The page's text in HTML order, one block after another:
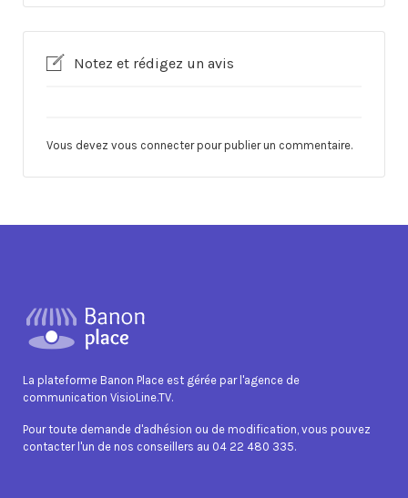
Notez et rédigez un avis
Vous devez vous connecterpour publier un commentaire.
La plateforme Banon Place est gérée par l'agence de
communication VisioLine.TV.
Pour toute demande d'adhésion ou de modification, vous pouvez
contacter l'un de nos conseillers au 04 22 480 335.